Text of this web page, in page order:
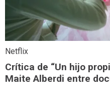
Netflix
Crítica de “Un hijo
Maite Alberdi entre